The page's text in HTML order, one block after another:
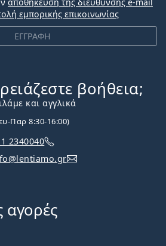
ΕΓΓΡΑΦΗ
εμπορικής επικοινωνίας
βοήθεια;
και αγγλικά
Παρ 8:30-16:00)
2340040
αγορές